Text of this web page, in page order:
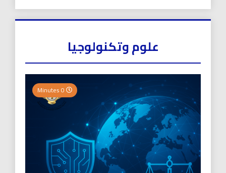
علوم وتكنولوجيا